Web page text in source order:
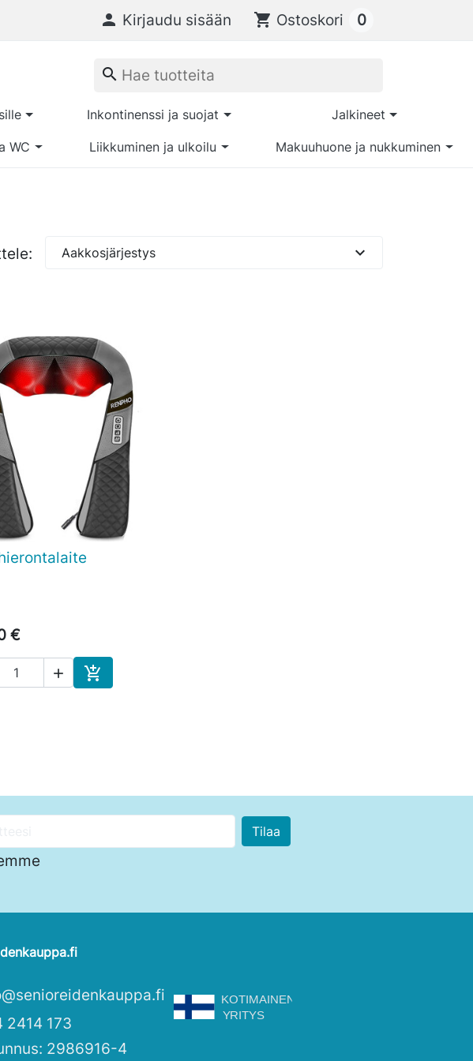
 Kirjaudu sisään shopping_cart Ostoskori 0
Inkontinenssi ja suojat Jalkineet
WC Liikkuminen ja ulkoilu Makuuhuone ja nukkuminen
search
Aakkosjärjestys expand_more
 Pikakatselu
€
 
Ostoskoriin
2414 173
2986916-4